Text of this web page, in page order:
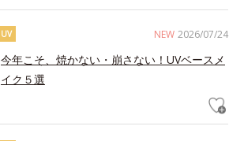
NEW 2026/07/24
UV
今年こそ、焼かない・崩さない！UVベースメ
イク５選